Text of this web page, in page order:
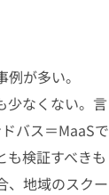
が多い。
少なくない。言
バス＝MaaSで
も検証すべきも
、地域のスクー